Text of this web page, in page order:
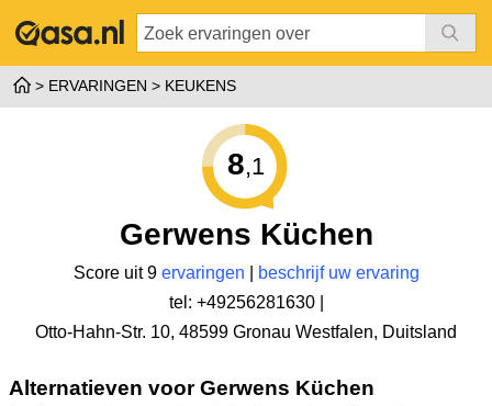
ERVARINGEN KEUKENS
8,1
Gerwens Küchen
Score uit 9 ervaringen
beschrijf uw ervaring
tel: +49256281630 |
Otto-Hahn-Str. 10, 48599 Gronau Westfalen, Duitsland
Alternatieven voor Gerwens Küchen